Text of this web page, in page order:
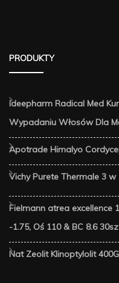
PRODUKTY
Ideepharm Radical Med
Wypadaniu Włosów Dla
Apotrade Himalyo
Vichy Purete Thermale 3
Fielmann atrea excellence
-1.75, Oś 110 & BC 8.6
Nat Zeolit Klinoptylolit 400G